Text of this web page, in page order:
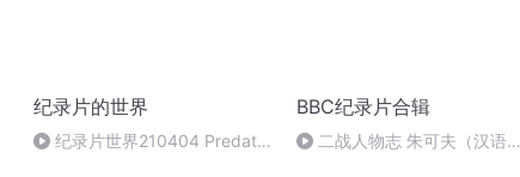
纪录片的世界
纪录片世界210404 Predator
BBC纪录片合辑
二战人物志 朱可夫（汉语中